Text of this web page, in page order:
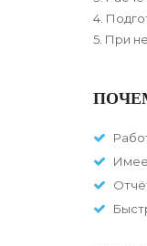
4.
5. При